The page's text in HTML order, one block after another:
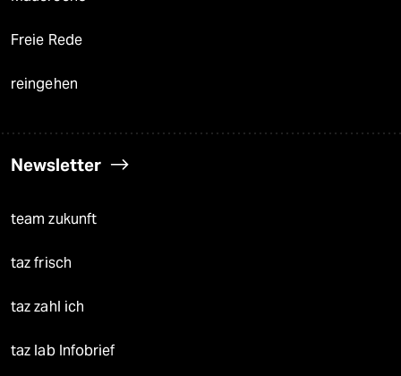
Freie Rede
reingehen
Newsletter
team zukunft
taz frisch
taz zahl ich
taz lab Infobrief